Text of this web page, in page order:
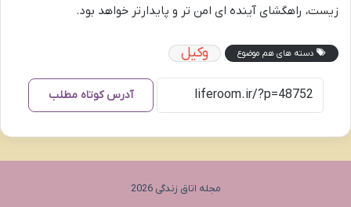
زیست، راهگشای آینده ای امن تر و پایدارتر خواهد بود.
دسته های هم موضوع وکیل
آدرس کوتاه مطلب
مجله اتاق زندگی 2026